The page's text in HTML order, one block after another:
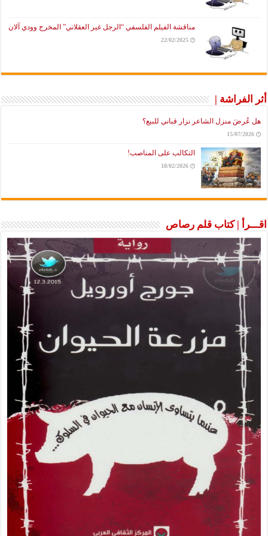
مناقشة الفيلم الفلسفي “الرجل غير العقلاني” المخرج وودي آلان
22/02/2025
أثر الفراشة |
هل عُرضَ منزل الشاعر نزار قباني للبيع؟
15/07/2026
التكالب على المناصب!
18/02/2026
اقـــرأ | كتاب قلم رصاص